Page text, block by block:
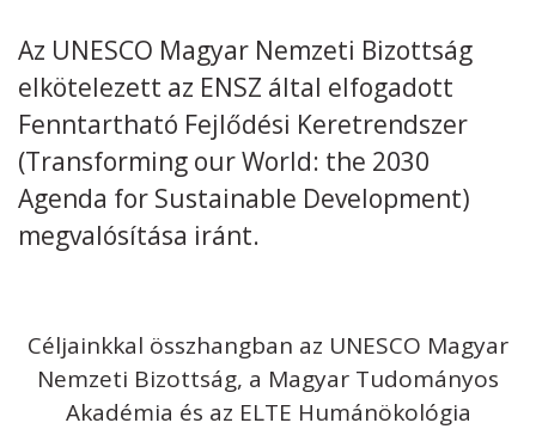
unescohungary
Adatkezelési tájékoztató Impresszum
Technikai információk
RSS
Az UNESCO Magyar Nemzeti Bizottság
elkötelezett az ENSZ által elfogadott
Fenntartható Fejlődési Keretrendszer
(Transforming our World: the 2030
Agenda for Sustainable Development)
megvalósítása iránt.
Céljainkkal összhangban az UNESCO Magyar
Nemzeti Bizottság, a Magyar Tudományos
Akadémia és az ELTE Humánökológia